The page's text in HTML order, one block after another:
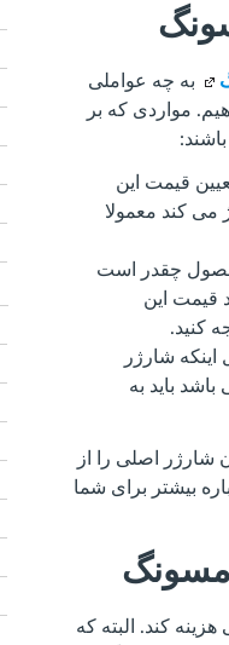
به چه عواملی
مواردی که بر
قیمت این
کند معمولا
چقدر است
قیمت این
کنید.
اینکه شارژر
باید به
شارژر اصلی را از
بیشتر برای شما
کند. البته که